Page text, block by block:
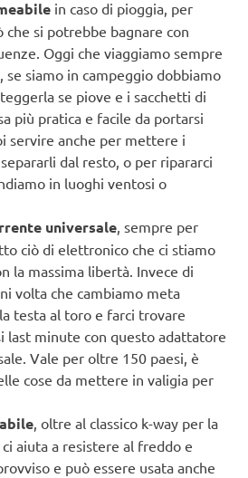
in caso di pioggia, per
si potrebbe bagnare con
Oggi che viaggiamo sempre
se siamo in campeggio dobbiamo
se piove e i sacchetti di
più pratica e facile da portarsi
servire anche per mettere i
dal resto, o per ripararci
in luoghi ventosi o
universale , sempre per
ciò di elettronico che ci stiamo
la massima libertà. Invece di
volta che cambiamo meta
testa al toro e farci trovare
last minute con questo adattatore
Vale per oltre 150 paesi, è
cose da mettere in valigia per
, oltre al classico k-way per la
ci aiuta a resistere al freddo e
e può essere usata anche